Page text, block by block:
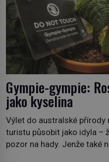
Gympie-gympie:
jako kyselina
Výlet do australské přírody
turistu působit jako idyla –
pozor na hady. Jenže také